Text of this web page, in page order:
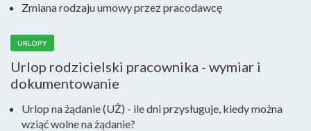
Zmiana rodzaju umowy przez pracodawcę
URLOPY
Urlop rodzicielski pracownika - wymiar i
dokumentowanie
Urlop na żądanie (UŻ) - ile dni przysługuje, kiedy można
wziąć wolne na żądanie?